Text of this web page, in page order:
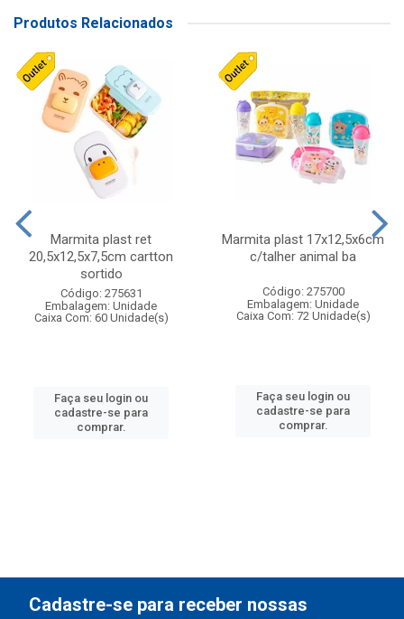
Produtos Relacionados
Marmita plast ret
20,5x12,5x7,5cm cartton
sortido
Código: 275631
Embalagem: Unidade
Caixa Com: 60 Unidade(s)
Faça seu login ou
cadastre-se para
comprar.
Marmita plast 17x12,5x6cm
c/talher animal ba
Código: 275700
Embalagem: Unidade
Caixa Com: 72 Unidade(s)
Faça seu login ou
cadastre-se para
comprar.
Cadastre-se para receber nossas